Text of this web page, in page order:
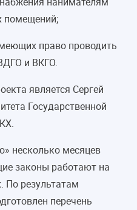
помещений;
право проводить
и ВКГО.
является Сергей
Государственной
несколько месяцев
законы работают на
По результатам
перечень